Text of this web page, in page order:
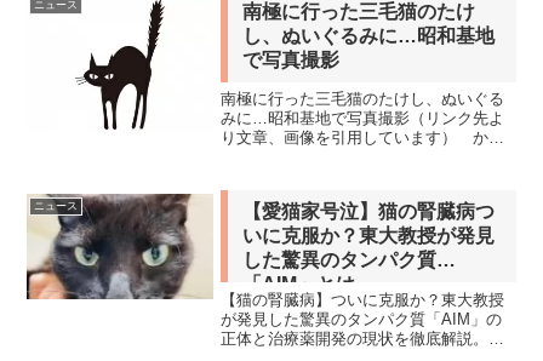
ニュース
南極に行った三毛猫のたけ
し、ぬいぐるみに…昭和基地
で写真撮影
南極に行った三毛猫のたけし、ぬいぐる
みに…昭和基地で写真撮影（リンク先よ
り文章、画像を引用しています） かつ
写真が、国立極地研究所南極・北極科学
館（東京都立川市）のホー...
ニュース
【愛猫家号泣】猫の腎臓病つ
いに克服か？東大教授が発見
した驚異のタンパク質
「AIM」とは
【猫の腎臓病】ついに克服か？東大教授
が発見した驚異のタンパク質「AIM」の
正体と治療薬開発の現状を徹底解説。愛